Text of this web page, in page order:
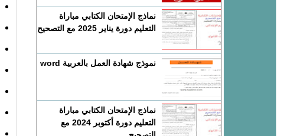
نماذج الإمتحان الكتابي مباراة
التعليم دورة يناير 2025 مع التصحيح
نموذج شهادة العمل بالعربية word
نماذج الإمتحان الكتابي مباراة
التعليم دورة أكتوبر 2024 مع